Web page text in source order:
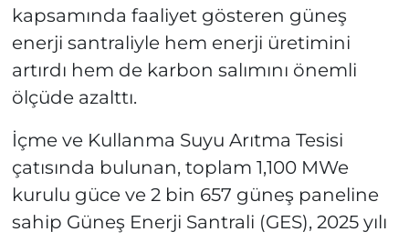
kapsamında faaliyet gösteren güneş
enerji santraliyle hem enerji üretimini
artırdı hem de karbon salımını önemli
ölçüde azalttı.
İçme ve Kullanma Suyu Arıtma Tesisi
çatısında bulunan, toplam 1,100 MWe
kurulu güce ve 2 bin 657 güneş paneline
sahip Güneş Enerji Santrali (GES), 2025 yılı